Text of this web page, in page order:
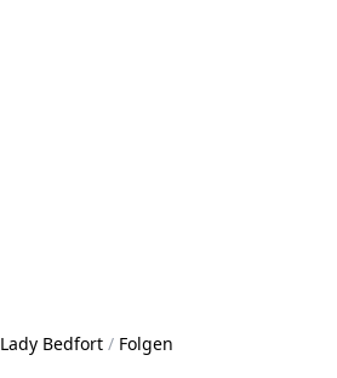
Lady Bedfort Folgen